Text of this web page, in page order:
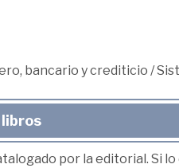
bancario y crediticio /
libros
por la editorial. Si